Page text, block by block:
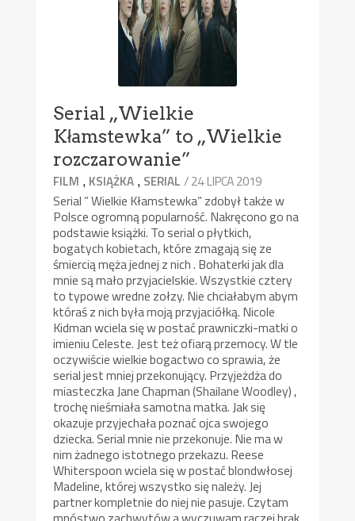
Serial „Wielkie
Kłamstewka” to „Wielkie
rozczarowanie”
FILM , KSIĄŻKA , SERIAL / 24 LIPCA 2019
Serial ” Wielkie Kłamstewka” zdobył także w
Polsce ogromną popularność. Nakręcono go na
podstawie książki. To serial o płytkich,
bogatych kobietach, które zmagają się ze
śmiercią męża jednej z nich . Bohaterki jak dla
mnie są mało przyjacielskie. Wszystkie cztery
to typowe wredne zołzy. Nie chciałabym abym
któraś z nich była moją przyjaciółką. Nicole
Kidman wciela się w postać prawniczki-matki o
imieniu Celeste. Jest też ofiarą przemocy. W tle
oczywiście wielkie bogactwo co sprawia, że
serial jest mniej przekonujący. Przyjeżdża do
miasteczka Jane Chapman (Shailane Woodley) ,
trochę nieśmiała samotna matka. Jak się
okazuje przyjechała poznać ojca swojego
dziecka. Serial mnie nie przekonuje. Nie ma w
nim żadnego istotnego przekazu. Reese
Whiterspoon wciela się w postać blondwłosej
Madeline, której wszystko się należy. Jej
partner kompletnie do niej nie pasuje. Czytam